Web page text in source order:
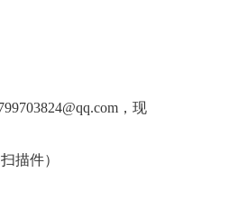
，现
描件）